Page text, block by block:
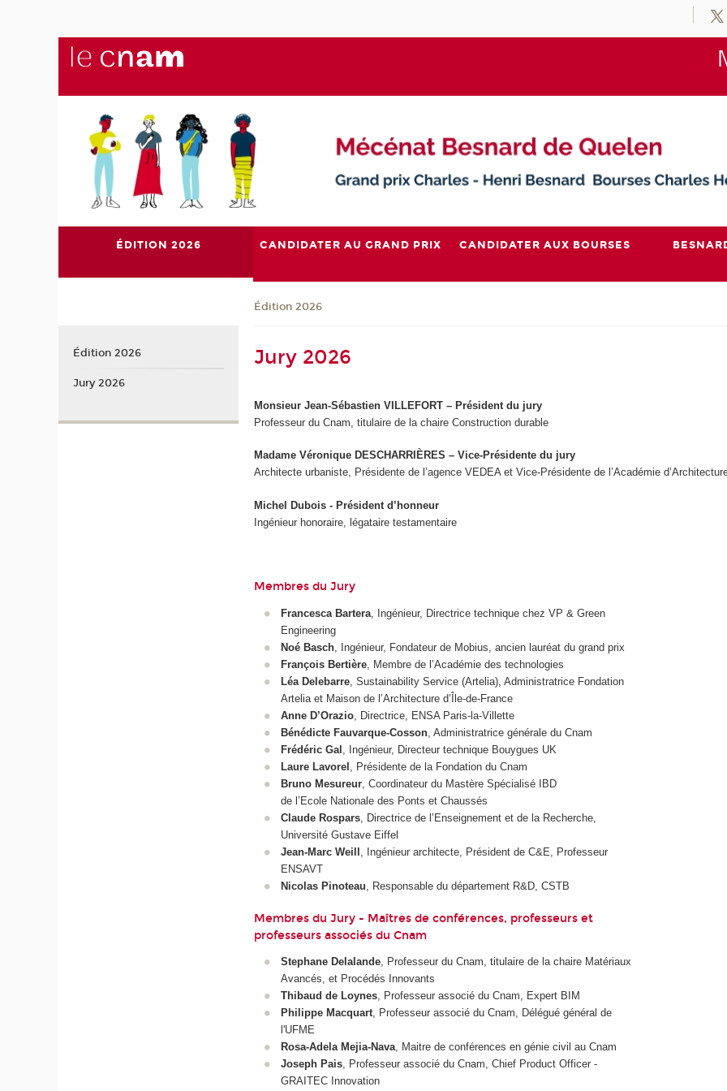
ÉDITION 2026 CANDIDATER AU GRAND PRIX CANDIDATER AUX BOURSES
Édition 2026
Jury 2026
Monsieur Jean-Sébastien VILLEFORT – Président du jury
Professeur du Cnam, titulaire de la chaire Construction durable
Madame Véronique DESCHARRIÈRES – Vice-Présidente du jury
Architecte urbaniste, Présidente de l’agence VEDEA et Vice-Présidente de l’Académie
Michel Dubois - Président d’honneur
Ingénieur honoraire, légataire testamentaire
Membres du Jury
Francesca Bartera, Ingénieur, Directrice technique chez VP & Green
Engineering
Noé Basch, Ingénieur, Fondateur de Mobius, ancien lauréat du grand prix
François Bertière, Membre de l’Académie des technologies
Léa Delebarre, Sustainability Service (Artelia), Administratrice Fondation
Artelia et Maison de l’Architecture d’Île-de-France
Anne D’Orazio, Directrice, ENSA Paris-la-Villette
Bénédicte Fauvarque-Cosson, Administratrice générale du Cnam
Frédéric Gal , Ingénieur, Directeur technique Bouygues UK
Laure Lavorel , Présidente de la Fondation du Cnam
Bruno Mesureur, Coordinateur du Mastère Spécialisé IBD
de l’Ecole Nationale des Ponts et Chaussés
Claude Rospars, Directrice de l’Enseignement et de la Recherche,
Université Gustave Eiffel
Jean-Marc Weill , Ingénieur architecte, Président de C&E, Professeur
ENSAVT
Nicolas Pinoteau , Responsable du département R&D, CSTB
Membres du Jury - Maîtres de conférences, professeurs et
professeurs associés du Cnam
Stephane Delalande, Professeur du Cnam, titulaire de la chaire Matériaux
Avancés, et Procédés Innovants
Thibaud de Loynes, Professeur associé du Cnam, Expert BIM
Philippe Macquart, Professeur associé du Cnam, Délégué général de
l'UFME
Rosa-Adela Mejia-Nava, Maitre de conférences en génie civil au Cnam
Joseph Pais, Professeur associé du Cnam, Chief Product Officer -
GRAITEC Innovation
Édition 2026
Jury 2026